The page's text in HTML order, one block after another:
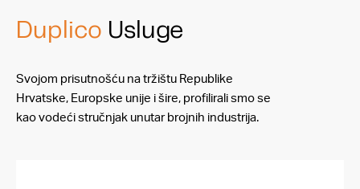
Duplico Usluge
Svojom prisutnošću na tržištu Republike
Hrvatske, Europske unije i šire, profilirali smo se
kao vodeći stručnjak unutar brojnih industrija.